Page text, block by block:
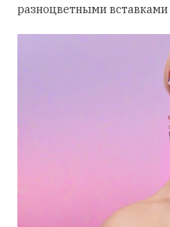
разноцветными